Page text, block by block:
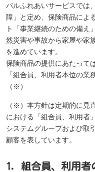
パルふれあいサービスでは
障」と定め、保険商品によ
ト「事業継続のための備え
然災害や事故から家屋や家
を進めています。
保険商品の提供にあたって
「組合員、利用者本位の業
（※）
（※）本方針は定期的に見
における「組合員、利用者
システムグループおよび取
顧客を表しています。
1．組合員、利用